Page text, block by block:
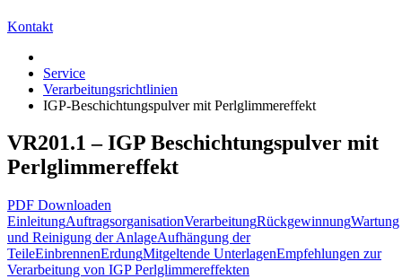
Kontakt
Service
Verarbeitungsrichtlinien
IGP-Beschichtungspulver mit Perlglimmereffekt
VR201.1 – IGP Beschichtungspulver mit
Perlglimmereffekt
PDF Downloaden
EinleitungAuftragsorganisationVerarbeitungRückgewinnungWartung
und Reinigung der AnlageAufhängung der
TeileEinbrennenErdungMitgeltende UnterlagenEmpfehlungen zur
Verarbeitung von IGP Perlglimmereffekten